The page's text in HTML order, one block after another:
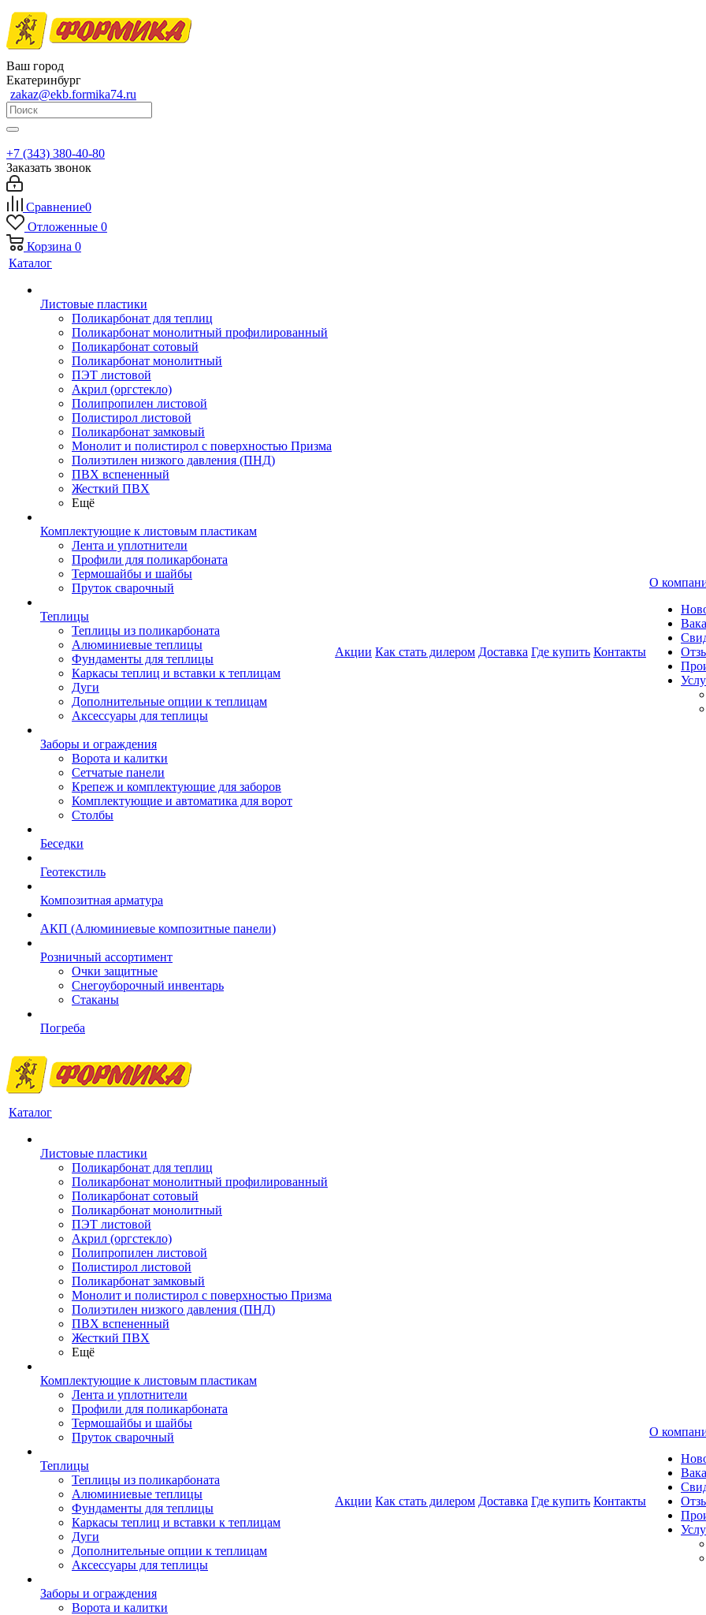
Ваш город
Екатеринбург
zakaz@ekb.formika74.ru
+7 (343) 380-40-80
Заказать звонок
Сравнение0
Отложенные 0
Корзина 0
Каталог
Листовые пластики
Поликарбонат для теплиц
Поликарбонат монолитный профилированный
Поликарбонат сотовый
Поликарбонат монолитный
ПЭТ листовой
Акрил (оргстекло)
Полипропилен листовой
Полистирол листовой
Поликарбонат замковый
Монолит и полистирол с поверхностью Призма
Полиэтилен низкого давления (ПНД)
ПВХ вспененный
Жесткий ПВХ
Ещё
Комплектующие к листовым пластикам
Лента и уплотнители
Профили для поликарбоната
Термошайбы и шайбы
Пруток сварочный
Теплицы
Теплицы из поликарбоната
Алюминиевые теплицы
Фундаменты для теплицы
Каркасы теплиц и вставки к теплицам
Дуги
Дополнительные опции к теплицам
Аксессуары для теплицы
Заборы и ограждения
Ворота и калитки
Сетчатые панели
Крепеж и комплектующие для заборов
Комплектующие и автоматика для ворот
Столбы
Беседки
Геотекстиль
Композитная арматура
АКП (Алюминиевые композитные панели)
Розничный ассортимент
Очки защитные
Снегоуборочный инвентарь
Стаканы
Погреба
Акции Как стать дилером Доставка Где купить Контакты
О
Каталог
Листовые пластики
Поликарбонат для теплиц
Поликарбонат монолитный профилированный
Поликарбонат сотовый
Поликарбонат монолитный
ПЭТ листовой
Акрил (оргстекло)
Полипропилен листовой
Полистирол листовой
Поликарбонат замковый
Монолит и полистирол с поверхностью Призма
Полиэтилен низкого давления (ПНД)
ПВХ вспененный
Жесткий ПВХ
Ещё
Комплектующие к листовым пластикам
Лента и уплотнители
Профили для поликарбоната
Термошайбы и шайбы
Пруток сварочный
Теплицы
Теплицы из поликарбоната
Алюминиевые теплицы
Фундаменты для теплицы
Каркасы теплиц и вставки к теплицам
Дуги
Дополнительные опции к теплицам
Аксессуары для теплицы
Заборы и ограждения
Ворота и калитки
Акции Как стать дилером Доставка Где купить Контакты
О